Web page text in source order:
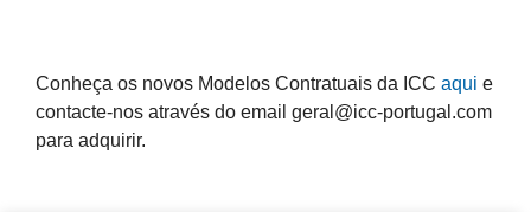
Conheça os novos Modelos Contratuais da ICC aqui e
contacte-nos através do email geral@icc-portugal.com
para adquirir.